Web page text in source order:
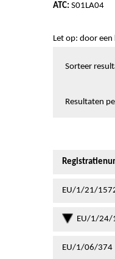
ATC: S01LA04
Let op: door
en
Sorteer
Resultaten
EU/1/21/
EU/1/24/
EU/1/06/374